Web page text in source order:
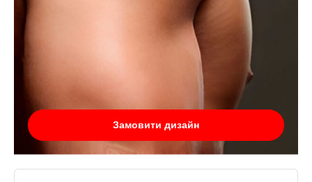
Замовити дизайн